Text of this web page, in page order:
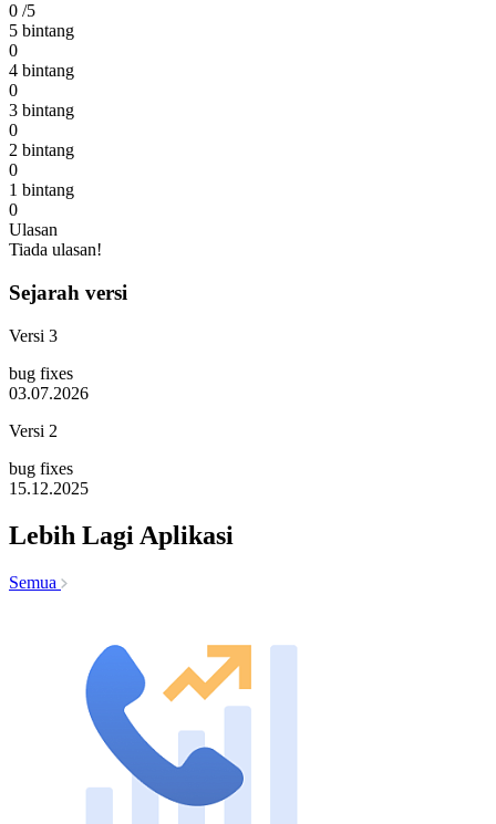
0 /5
5 bintang
0
4 bintang
0
3 bintang
0
2 bintang
0
1 bintang
0
Ulasan
Tiada ulasan!
Sejarah versi
Versi 3
bug fixes
03.07.2026
Versi 2
bug fixes
15.12.2025
Lebih Lagi Aplikasi
Semua